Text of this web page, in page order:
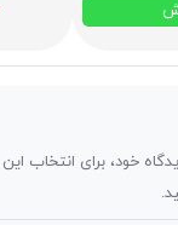
خود، برای انتخاب این